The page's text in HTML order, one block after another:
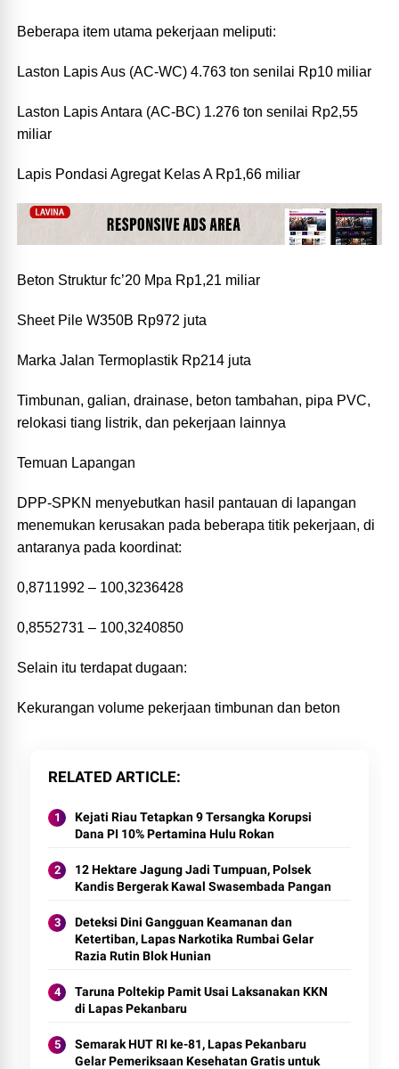
Beberapa item utama pekerjaan meliputi:
Laston Lapis Aus (AC-WC) 4.763 ton senilai Rp10 miliar
Laston Lapis Antara (AC-BC) 1.276 ton senilai Rp2,55
miliar
Lapis Pondasi Agregat Kelas A Rp1,66 miliar
Beton Struktur fc’20 Mpa Rp1,21 miliar
Sheet Pile W350B Rp972 juta
Marka Jalan Termoplastik Rp214 juta
Timbunan, galian, drainase, beton tambahan, pipa PVC,
relokasi tiang listrik, dan pekerjaan lainnya
Temuan Lapangan
DPP-SPKN menyebutkan hasil pantauan di lapangan
menemukan kerusakan pada beberapa titik pekerjaan, di
antaranya pada koordinat:
0,8711992 – 100,3236428
0,8552731 – 100,3240850
Selain itu terdapat dugaan:
Kekurangan volume pekerjaan timbunan dan beton
RELATED ARTICLE
Kejati Riau Tetapkan 9 Tersangka Korupsi
Dana PI 10% Pertamina Hulu Rokan
12 Hektare Jagung Jadi Tumpuan, Polsek
Kandis Bergerak Kawal Swasembada Pangan
Deteksi Dini Gangguan Keamanan dan
Ketertiban, Lapas Narkotika Rumbai Gelar
Razia Rutin Blok Hunian
Taruna Poltekip Pamit Usai Laksanakan KKN
di Lapas Pekanbaru
Semarak HUT RI ke-81, Lapas Pekanbaru
Gelar Pemeriksaan Kesehatan Gratis untuk